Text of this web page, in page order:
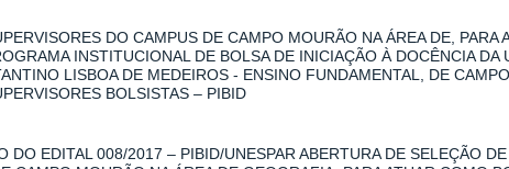
DO CAMPUS DE CAMPO MOURÃO NA ÁREA DE, PARA
INSTITUCIONAL DE BOLSA DE INICIAÇÃO À DOCÊNCIA DA
LISBOA DE MEDEIROS - ENSINO FUNDAMENTAL, DE
BOLSISTAS – PIBID
DO EDITAL 008/2017 – PIBID/UNESPAR ABERTURA DE SELEÇÃO DE